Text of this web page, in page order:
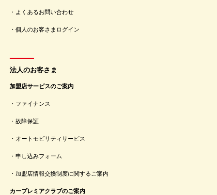
よくあるお問い合わせ
個人のお客さまログイン
法人のお客さま
加盟店サービスのご案内
ファイナンス
故障保証
オートモビリティサービス
申し込みフォーム
加盟店情報交換制度に関するご案内
カープレミアクラブのご案内